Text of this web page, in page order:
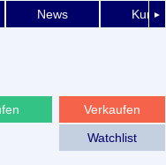
►
News
Verkaufen
Watchlist